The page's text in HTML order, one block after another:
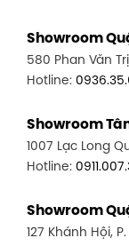
Showroom
580 Phan Văn
Hotline:
Showroom
1007 Lạc Long
Hotline:
Showroom
127 Khánh Hội,